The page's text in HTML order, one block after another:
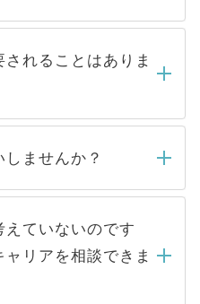
以内にはご連絡をせて
ばらくお待ちくださ
取り扱っている求人の
イトからご覧いただ
です。非公開求人は
一般には公開してい
め 人気のある医療機
、応募が殺到する場
条件に合った人材の
頼するケースが増え
れることはありま
ことは一切ありませ
から内定をいただい
りません。内定先へ
アパートナーが行い
ませんか？
ことはありませんの
当サイトからの登録
者様の個人情報は、
プおよび転職活動の
します。お預かりし
ていないのです
リアを相談できま